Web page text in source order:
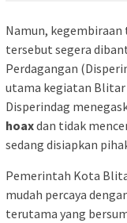
Namun,
tersebut segera
Perdagangan
utama kegiatan Blitar
Disperindag
hoaxdan tidak
sedang disiapkan
Pemerintah Kota
mudah percaya
terutama yang